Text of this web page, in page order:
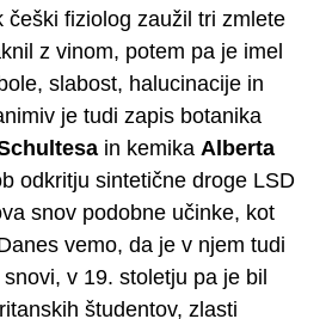
češki fiziolog zaužil tri zmlete
z vinom, potem pa je imel
slabost, halucinacije in
je tudi zapis botanika
in kemika Alberta
odkritju sintetične droge LSD
snov podobne učinke, kot
vemo, da je v njem tudi
v 19. stoletju pa je bil
študentov, zlasti